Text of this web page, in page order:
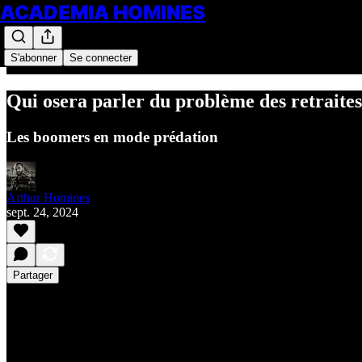
ACADEMIA HOMINES
S'abonner Se connecter
Qui osera parler du problème des
Les boomers en mode prédation
Arthur Homines
sept. 24, 2024
Partager